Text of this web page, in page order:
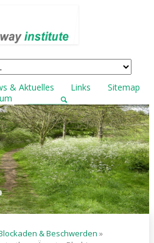
& Aktuelles Links
Sitemap
& Beschwerden »